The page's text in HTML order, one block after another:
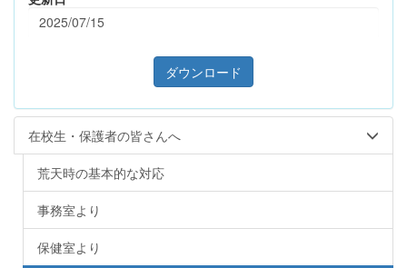
2025/07/15
ダウンロード
在校生・保護者の皆さんへ
荒天時の基本的な対応
事務室より
保健室より